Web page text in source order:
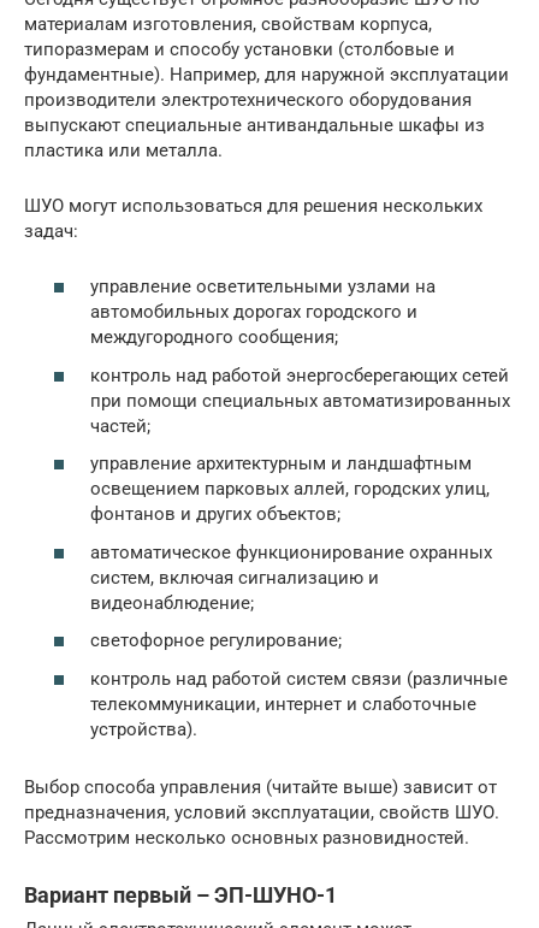
материалам изготовления, свойствам корпуса,
типоразмерам и способу установки (столбовые и
фундаментные). Например, для наружной эксплуатации
производители электротехнического оборудования
выпускают специальные антивандальные шкафы из
пластика или металла.
ШУО могут использоваться для решения нескольких
задач:
управление осветительными узлами на
автомобильных дорогах городского и
междугородного сообщения;
контроль над работой энергосберегающих сетей
при помощи специальных автоматизированных
частей;
управление архитектурным и ландшафтным
освещением парковых аллей, городских улиц,
фонтанов и других объектов;
автоматическое функционирование охранных
систем, включая сигнализацию и
видеонаблюдение;
светофорное регулирование;
контроль над работой систем связи (различные
телекоммуникации, интернет и слаботочные
устройства).
Выбор способа управления (читайте выше) зависит от
предназначения, условий эксплуатации, свойств ШУО.
Рассмотрим несколько основных разновидностей.
Вариант первый – ЭП-ШУНО-1